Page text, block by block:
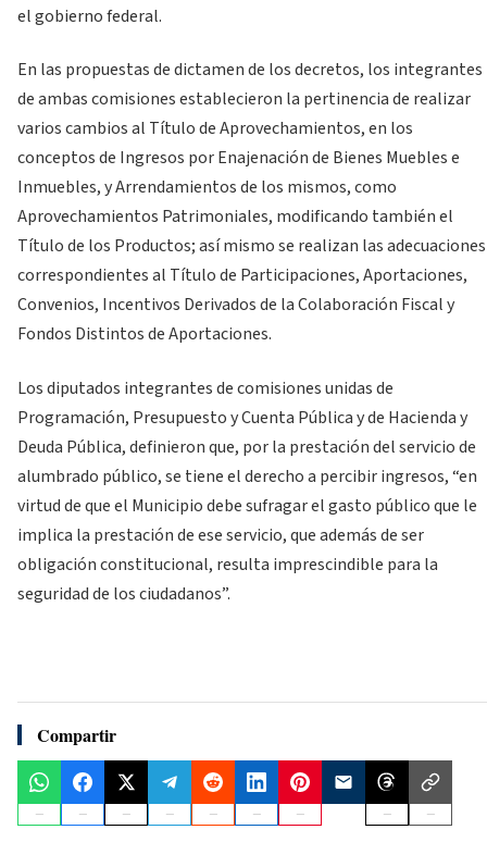
el gobierno federal.
En las propuestas de dictamen de los decretos, los integrantes
de ambas comisiones establecieron la pertinencia de realizar
varios cambios al Título de Aprovechamientos, en los
conceptos de Ingresos por Enajenación de Bienes Muebles e
Inmuebles, y Arrendamientos de los mismos, como
Aprovechamientos Patrimoniales, modificando también el
Título de los Productos; así mismo se realizan las adecuaciones
correspondientes al Título de Participaciones, Aportaciones,
Convenios, Incentivos Derivados de la Colaboración Fiscal y
Fondos Distintos de Aportaciones.
Los diputados integrantes de comisiones unidas de
Programación, Presupuesto y Cuenta Pública y de Hacienda y
Deuda Pública, definieron que, por la prestación del servicio de
alumbrado público, se tiene el derecho a percibir ingresos, “en
virtud de que el Municipio debe sufragar el gasto público que le
implica la prestación de ese servicio, que además de ser
obligación constitucional, resulta imprescindible para la
seguridad de los ciudadanos”.
Compartir